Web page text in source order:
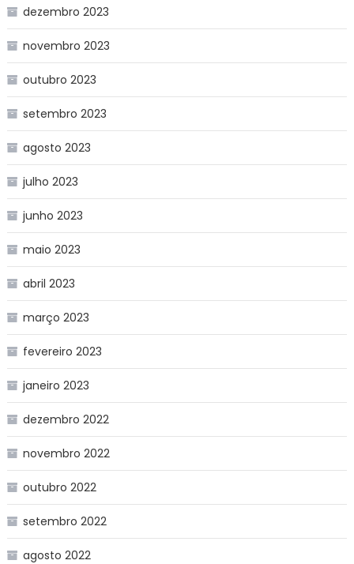
dezembro 2023
novembro 2023
outubro 2023
setembro 2023
agosto 2023
julho 2023
junho 2023
maio 2023
abril 2023
março 2023
fevereiro 2023
janeiro 2023
dezembro 2022
novembro 2022
outubro 2022
setembro 2022
agosto 2022